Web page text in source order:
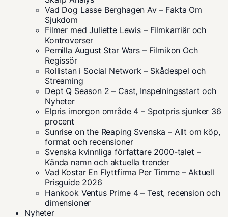
Vad Dog Lasse Berghagen Av – Fakta Om
Sjukdom
Filmer med Juliette Lewis – Filmkarriär och
Kontroverser
Pernilla August Star Wars – Filmikon Och
Regissör
Rollistan i Social Network – Skådespel och
Streaming
Dept Q Season 2 – Cast, Inspelningsstart och
Nyheter
Elpris imorgon område 4 – Spotpris sjunker 36
procent
Sunrise on the Reaping Svenska – Allt om köp,
format och recensioner
Svenska kvinnliga författare 2000-talet –
Kända namn och aktuella trender
Vad Kostar En Flyttfirma Per Timme – Aktuell
Prisguide 2026
Hankook Ventus Prime 4 – Test, recension och
dimensioner
Nyheter